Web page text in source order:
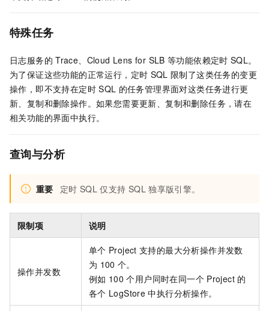
特殊任务
日志服务的 Trace、Cloud Lens for SLB 等功能依赖定时 SQL。
为了保证这些功能的正常运行，定时 SQL 限制了这类任务的变更
操作，即不支持在定时 SQL 的任务管理界面对这类任务进行更
新、复制和删除操作。如果您需要更新、复制和删除任务，请在
相关功能的界面中执行。
查询与分析
重要 定时 SQL 仅支持 SQL 独享版引擎。
限制项 说明
操作并发数
单个 Project 支持的最大分析操作并发数
为 100 个。
例如 100 个用户同时在同一个 Project 的
各个 LogStore 中执行分析操作。